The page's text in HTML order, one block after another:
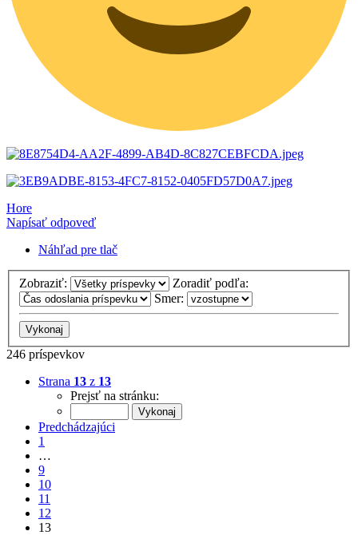
Hore
Napísať odpoveď
Náhľad pre tlač
Zobraziť:
Zoradiť podľa:
Smer:
246 príspevkov
Strana 13 z 13
Prejsť na stránku:
Predchádzajúci
1
…
9
10
11
12
13